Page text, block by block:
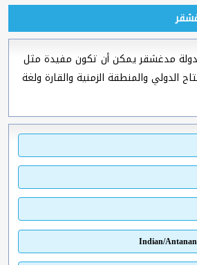
مدغشقر يمكن أن تكون مفيدة مثل
الدولي والمنطقة الزمنية والقارة ولغة
Indian/